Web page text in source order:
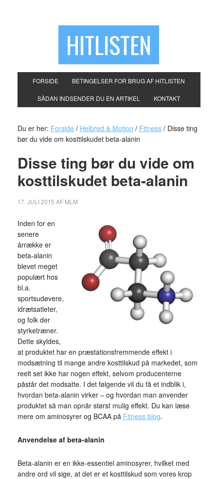
HITLISTEN
FORSIDE BETINGELSER FOR BRUG AF HITLISTEN
SÅDAN INDSENDER DU EN ARTIKEL KONTAKT
Du er her: Forside / Helbred & Motion / Fitness /Disse ting
bør du vide om kosttilskudet beta-alanin
Disse ting bør du vide om
kosttilskudet beta-alanin
17. JULI 2015 AF MLM
Inden for en
senere
årrække er
beta-alanin
blevet meget
populært hos
bl.a.
sportsudøvere,
idrætsatleter,
og folk der
styrketræner.
Dette skyldes,
at produktet har en præstationsfremmende effekt i
modsætning til mange andre kosttilskud på markedet, som
reelt set ikke har nogen effekt, selvom producenterne
påstår det modsatte. I det følgende vil du få et indblik i,
hvordan beta-alanin virker – og hvordan man anvender
produktet så man opnår størst mulig effekt. Du kan læse
mere om aminosyrer og BCAA på Fitness blog.
Anvendelse af beta-alanin
Beta-alanin er en ikke-essentiel aminosyrer, hvilket med
andre ord vil sige, at det er et kosttilskud som vores krop